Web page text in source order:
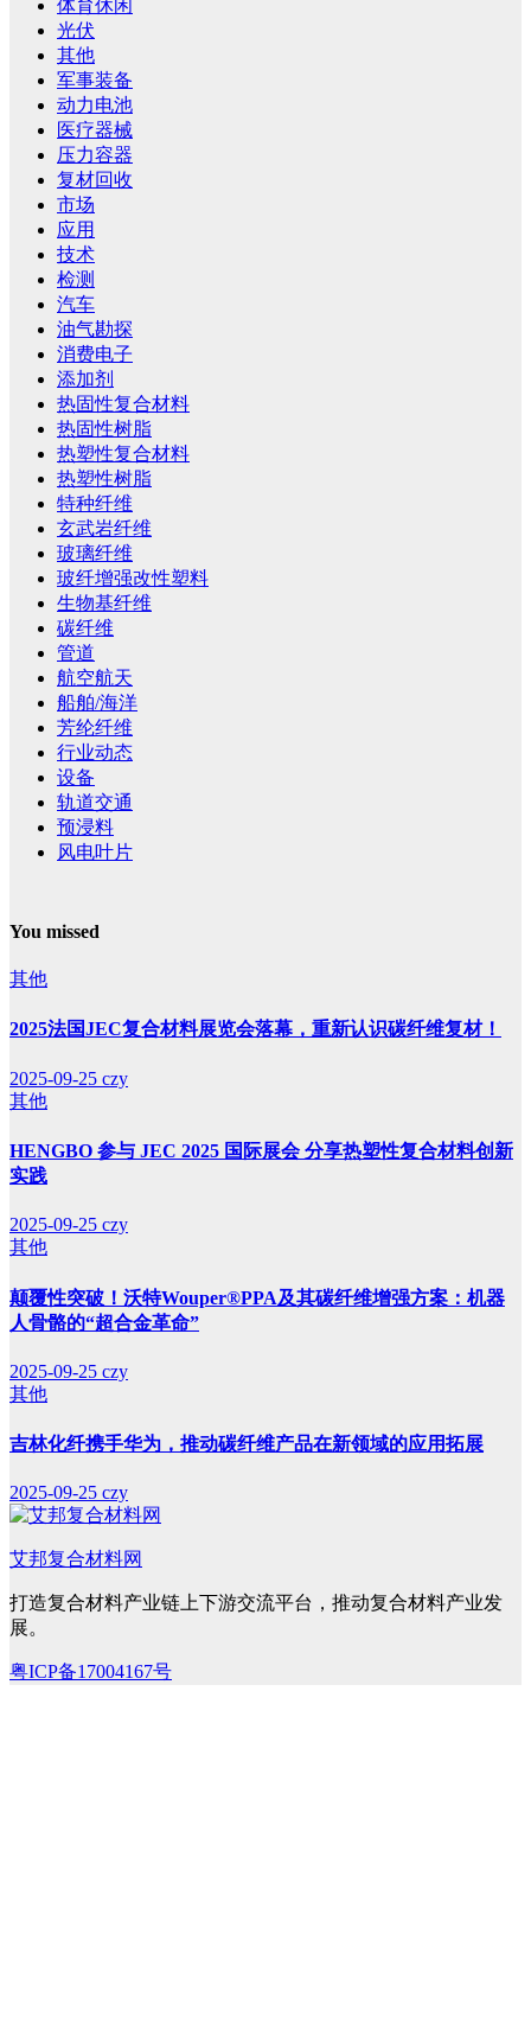
体育休闲
光伏
其他
军事装备
动力电池
医疗器械
压力容器
复材回收
市场
应用
技术
检测
汽车
油气勘探
消费电子
添加剂
热固性复合材料
热固性树脂
热塑性复合材料
热塑性树脂
特种纤维
玄武岩纤维
玻璃纤维
玻纤增强改性塑料
生物基纤维
碳纤维
管道
航空航天
船舶/海洋
芳纶纤维
行业动态
设备
轨道交通
预浸料
风电叶片
You missed
其他
2025法国JEC复合材料展览会落幕，重新认识碳纤维复材！
2025-09-25 czy
其他
HENGBO 参与 JEC 2025 国际展会 分享热塑性复合材料创新
实践
2025-09-25 czy
其他
颠覆性突破！沃特Wouper®PPA及其碳纤维增强方案：机器
人骨骼的“超合金革命”
2025-09-25 czy
其他
吉林化纤携手华为，推动碳纤维产品在新领域的应用拓展
2025-09-25 czy
艾邦复合材料网
打造复合材料产业链上下游交流平台，推动复合材料产业发
展。
粤ICP备17004167号